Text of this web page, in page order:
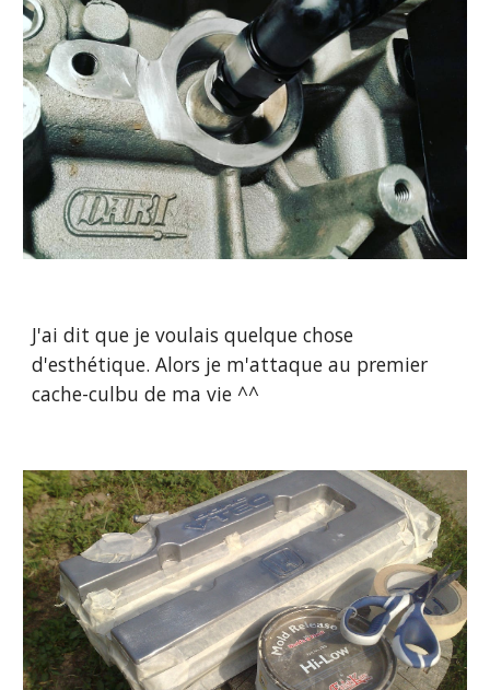
J'ai dit que je voulais quelque chose
d'esthétique. Alors je m'attaque au premier
cache-culbu de ma vie ^^